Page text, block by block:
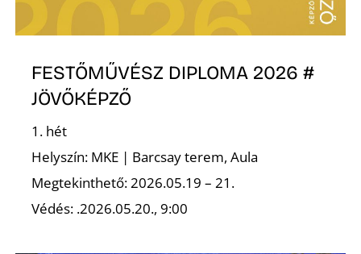
FESTŐMŰVÉSZ DIPLOMA 2026 #
JÖVŐKÉPZŐ
1. hét
Helyszín: MKE | Barcsay terem, Aula
Megtekinthető: 2026.05.19 – 21.
Védés: .2026.05.20., 9:00